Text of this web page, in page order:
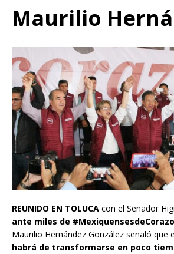
Maurilio
REUNIDO EN TOLUCA con el Senador
ante miles de
Maurilio Hernández González señaló que
habrá de transformarse en poco